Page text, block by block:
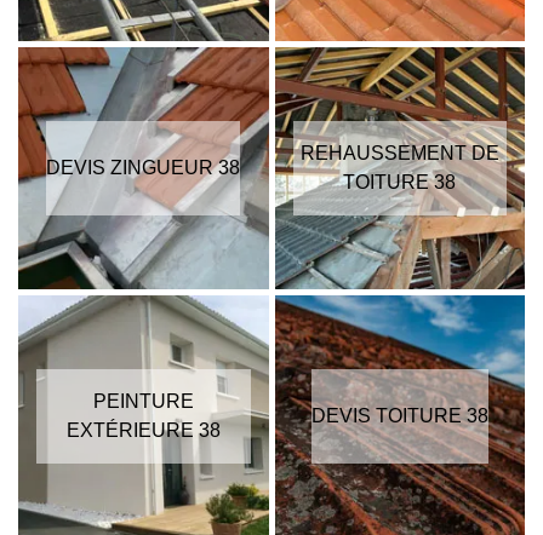
DEVIS ZINGUEUR 38
REHAUSSEMENT DE
TOITURE 38
PEINTURE
EXTÉRIEURE 38
DEVIS TOITURE 38